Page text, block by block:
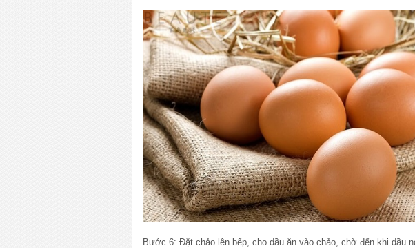
Bước 6: Đặt chảo lên bếp, cho dầu ăn vào chảo, chờ đến khi dầu